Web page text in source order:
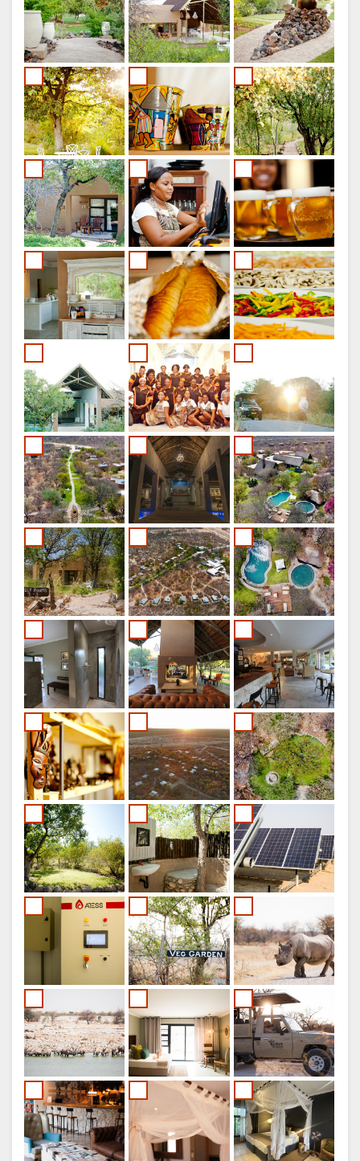
TEDESCO
SPAGNOLO
FRANCESE
OLANDESE
NORWEGIAN
PORTOGHESE
SWEDISH
DANISH
POLISH
CZECH
RUSSO
CHINESE
(SIMPLIFIED)
CHINESE
(TRADITIONAL)
FINNISH
INGLESE